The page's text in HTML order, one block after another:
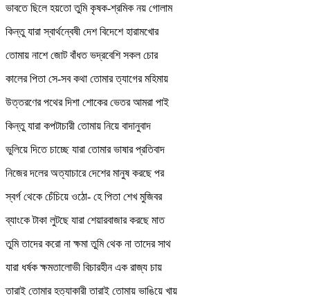
ভাবতে ছিলে হয়তো তুমি কৃষক-শ্রমিক নয় গোলাম
কিন্তু যারা স্বার্থন্বেষী দেশ বিদেশে হারামখোর
তোমায় নাশে জোট বাঁধত ভদ্রবেশি সকল চোর
কালের পিতা সে-সব কথা তোমার ত্যাগের মহিমায়
উত্তরণের পথের দিশা শোকের ভেতর আমরা পাই
কিন্তু যারা কপটাচারী তোমায় নিয়ে বাদানুবাদ
ভুলিয়ে দিতে চাচ্ছে যারা তোমার ভাষার প্রতিবাদ
নিজের দলের অত্যাচারে দেশের মানুষ করছে পর
স্বর্গ থেকে চেঁচিয়ে ওঠো- হে পিতা শেখ মুজিবর
ব্যাংকে টাকা লুটছে যারা শেয়ারবাজার করছে মাত
তুমি তাদের করো না ক্ষমা তুমি থেক না তাদের সাথ
যারা ধর্ষক ক্ষমতালোভী বিচারহীন এক রাজ্য চায়
তারাই তোমার হত্যাকারী তারাই তোমায় ভাঙিয়ে খায়